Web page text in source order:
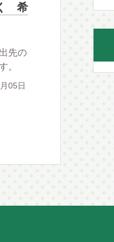
希
先の
。
05日